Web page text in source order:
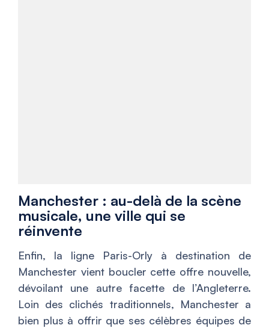
Manchester : au-delà de la scène
musicale, une ville qui se
réinvente
Enfin, la ligne Paris-Orly à destination de
Manchester vient boucler cette offre nouvelle,
dévoilant une autre facette de l’Angleterre.
Loin des clichés traditionnels, Manchester a
bien plus à offrir que ses célèbres équipes de